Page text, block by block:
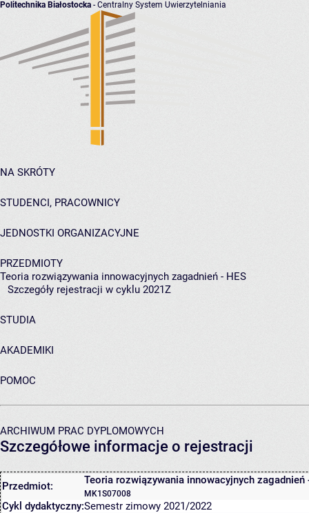
Politechnika Białostocka - Centralny System Uwierzytelniania
NA SKRÓTY
STUDENCI, PRACOWNICY
JEDNOSTKI ORGANIZACYJNE
PRZEDMIOTY
Teoria rozwiązywania innowacyjnych zagadnień - HES
Szczegóły rejestracji w cyklu 2021Z
STUDIA
AKADEMIKI
POMOC
ARCHIWUM PRAC DYPLOMOWYCH
Szczegółowe informacje o rejestracji
Przedmiot: Teoria rozwiązywania innowacyjnych zagadnień
MK1S07008
Cykl dydaktyczny:Semestr zimowy 2021/2022